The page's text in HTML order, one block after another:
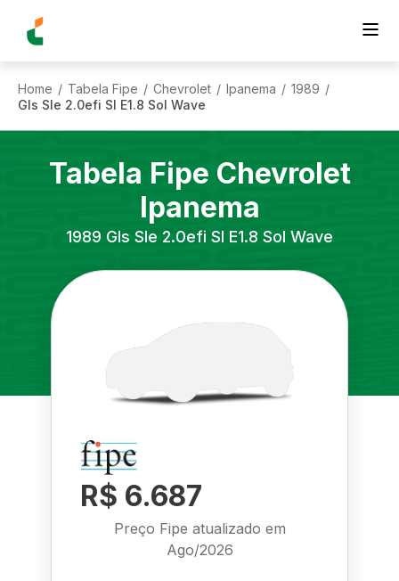
Home / Tabela Fipe / Chevrolet / Ipanema / 1989 /
Gls Sle 2.0efi Sl E1.8 Sol Wave
Tabela Fipe Chevrolet
Ipanema
1989 Gls Sle 2.0efi Sl E1.8 Sol Wave
R$ 6.687
Preço Fipe atualizado em
Ago/2026